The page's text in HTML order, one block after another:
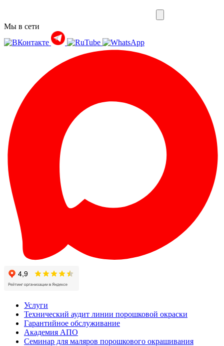
Мы в сети
Услуги
Технический аудит линии порошковой окраски
Гарантийное обслуживание
Академия АПО
Семинар для маляров порошкового окрашивания